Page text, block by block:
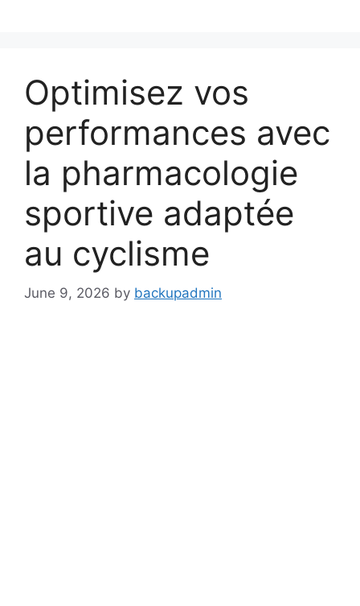
Optimisez vos
performances avec
la pharmacologie
sportive adaptée
au cyclisme
June 9, 2026 by backupadmin